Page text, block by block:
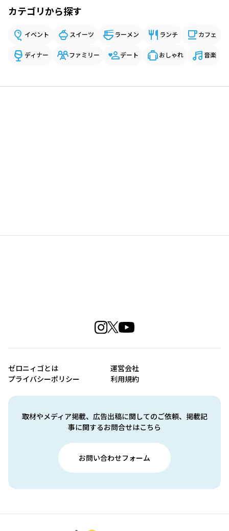
カテゴリから探す
イベント スイーツ ラーメン ランチ カフェ
ディナー ファミリー デート おしゃれ 音楽
取材やメディア掲載、広告出稿に関してのご依頼、掲載記
事に関するお問合せはこちら
お問い合わせフォーム
ゼロニィゴとは
運営会社
プライバシーポリシー
利用規約